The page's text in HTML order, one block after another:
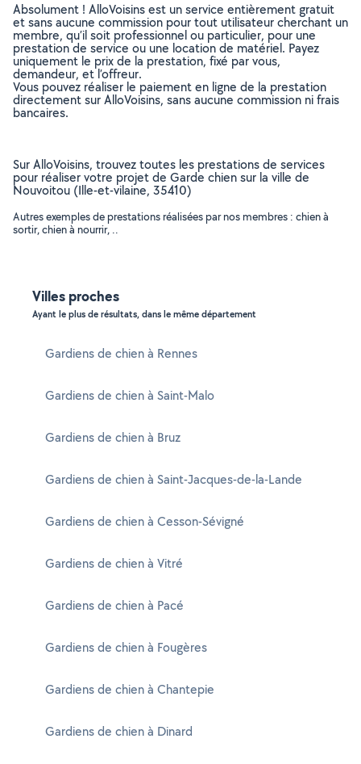
Absolument ! AlloVoisins est un service entièrement gratuit
et sans aucune commission pour tout utilisateur cherchant un
membre, qu’il soit professionnel ou particulier, pour une
prestation de service ou une location de matériel. Payez
uniquement le prix de la prestation, fixé par vous,
demandeur, et l’offreur.
Vous pouvez réaliser le paiement en ligne de la prestation
directement sur AlloVoisins, sans aucune commission ni frais
bancaires.
Sur AlloVoisins, trouvez toutes les prestations de services
pour réaliser votre projet de Garde chien sur la ville de
Nouvoitou (Ille-et-vilaine, 35410)
Autres exemples de prestations réalisées par nos membres : chien à
sortir, chien à nourrir, ..
Villes proches
Ayant le plus de résultats, dans le même département
Gardiens de chien à Rennes
Gardiens de chien à Saint-Malo
Gardiens de chien à Bruz
Gardiens de chien à Saint-Jacques-de-la-Lande
Gardiens de chien à Cesson-Sévigné
Gardiens de chien à Vitré
Gardiens de chien à Pacé
Gardiens de chien à Fougères
Gardiens de chien à Chantepie
Gardiens de chien à Dinard